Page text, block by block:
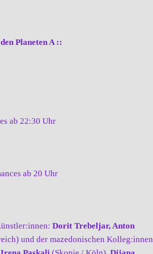
Planeten A ::
ab 22:30 Uhr
ab 20 Uhr
Dorit Trebeljar, Anton
und der mazedonischen Kolleg:innen